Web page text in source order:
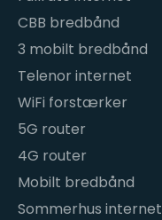
CBB bredbånd
3 mobilt bredbånd
Telenor internet
WiFi forstærker
5G router
4G router
Mobilt bredbånd
Sommerhus internet